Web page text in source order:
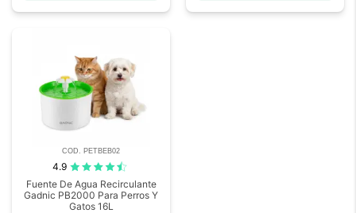
COD. PETBEB02
4.9
Fuente De Agua Recirculante
Gadnic PB2000 Para Perros Y
Gatos 16L